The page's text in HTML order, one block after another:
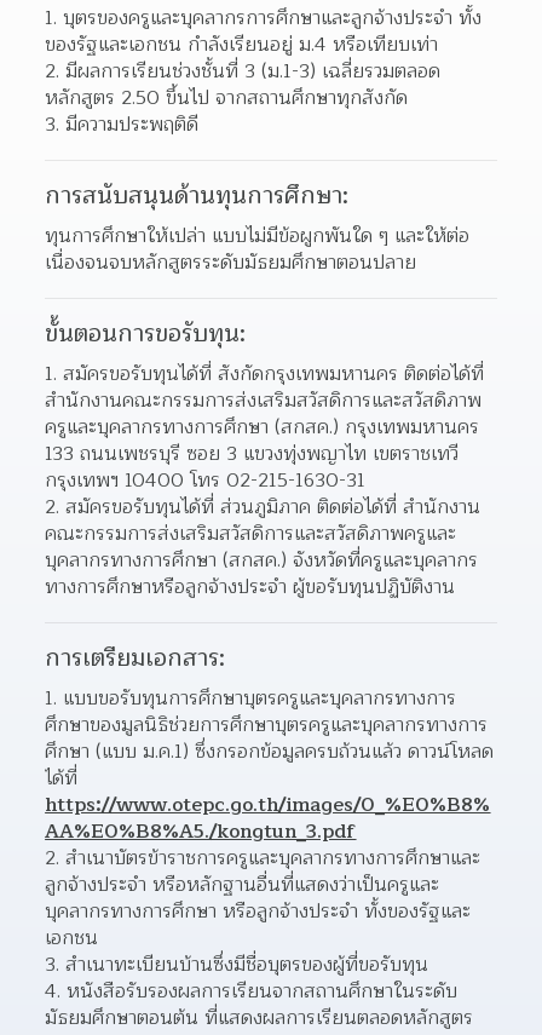
บุตรของครูและบุคลากรการศึกษาและลูกจ้างประจำ ทั้ง
ของรัฐและเอกชน กำลังเรียนอยู่ ม.4 หรือเทียบเท่า
มีผลการเรียนช่วงชั้นที่ 3 (ม.1-3) เฉลี่ยรวมตลอด
หลักสูตร 2.50 ขึ้นไป จากสถานศึกษาทุกสังกัด
มีความประพฤติดี
การสนับสนุนด้านทุนการศึกษา:
ทุนการศึกษาให้เปล่า แบบไม่มีข้อผูกพันใด ๆ และให้ต่อ
เนื่องจนจบหลักสูตรระดับมัธยมศึกษาตอนปลาย
ขั้นตอนการขอรับทุน:
สมัครขอรับทุนได้ที่ สังกัดกรุงเทพมหานคร ติดต่อได้ที่
สำนักงานคณะกรรมการส่งเสริมสวัสดิการและสวัสดิภาพ
ครูและบุคลากรทางการศึกษา (สกสค.) กรุงเทพมหานคร
133 ถนนเพชรบุรี ซอย 3 แขวงทุ่งพญาไท เขตราชเทวี
กรุงเทพฯ 10400 โทร 02-215-1630-31
สมัครขอรับทุนได้ที่ ส่วนภูมิภาค ติดต่อได้ที่ สำนักงาน
คณะกรรมการส่งเสริมสวัสดิการและสวัสดิภาพครูและ
บุคลากรทางการศึกษา (สกสค.) จังหวัดที่ครูและบุคลากร
ทางการศึกษาหรือลูกจ้างประจำ ผู้ขอรับทุนปฏิบัติงาน
การเตรียมเอกสาร:
แบบขอรับทุนการศึกษาบุตรครูและบุคลากรทางการ
ศึกษาของมูลนิธิช่วยการศึกษาบุตรครูและบุคลากรทางการ
ศึกษา (แบบ ม.ค.1) ซึ่งกรอกข้อมูลครบถ้วนแล้ว ดาวน์โหลด
https://www.otepc.go.th/images/0_%E0%B8%
AA%E0%B8%A5./kongtun_3.pdf
สำเนาบัตรข้าราชการครูและบุคลากรทางการศึกษาและ
ลูกจ้างประจำ หรือหลักฐานอื่นที่แสดงว่าเป็นครูและ
บุคลากรทางการศึกษา หรือลูกจ้างประจำ ทั้งของรัฐและ
เอกชน
สำเนาทะเบียนบ้านซึ่งมีชื่อบุตรของผู้ที่ขอรับทุน
หนังสือรับรองผลการเรียนจากสถานศึกษาในระดับ
มัธยมศึกษาตอนต้น ที่แสดงผลการเรียนตลอดหลักสูตร